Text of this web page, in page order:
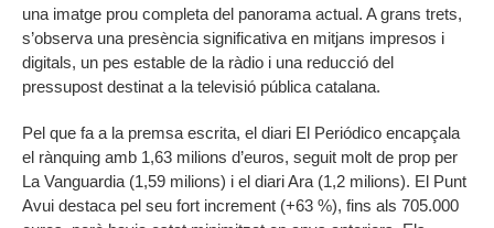
una imatge prou completa del panorama actual. A grans trets,
s’observa una presència significativa en mitjans impresos i
digitals, un pes estable de la ràdio i una reducció del
pressupost destinat a la televisió pública catalana.
Pel que fa a la premsa escrita, el diari El Periódico encapçala
el rànquing amb 1,63 milions d’euros, seguit molt de prop per
La Vanguardia (1,59 milions) i el diari Ara (1,2 milions). El Punt
Avui destaca pel seu fort increment (+63 %), fins als 705.000